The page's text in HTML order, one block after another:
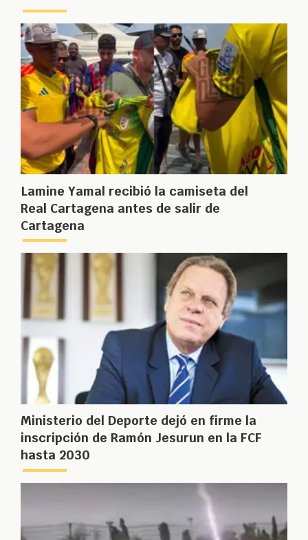
Lamine Yamal recibió la camiseta del
Real Cartagena antes de salir de
Cartagena
Ministerio del Deporte dejó en firme la
inscripción de Ramón Jesurun en la FCF
hasta 2030